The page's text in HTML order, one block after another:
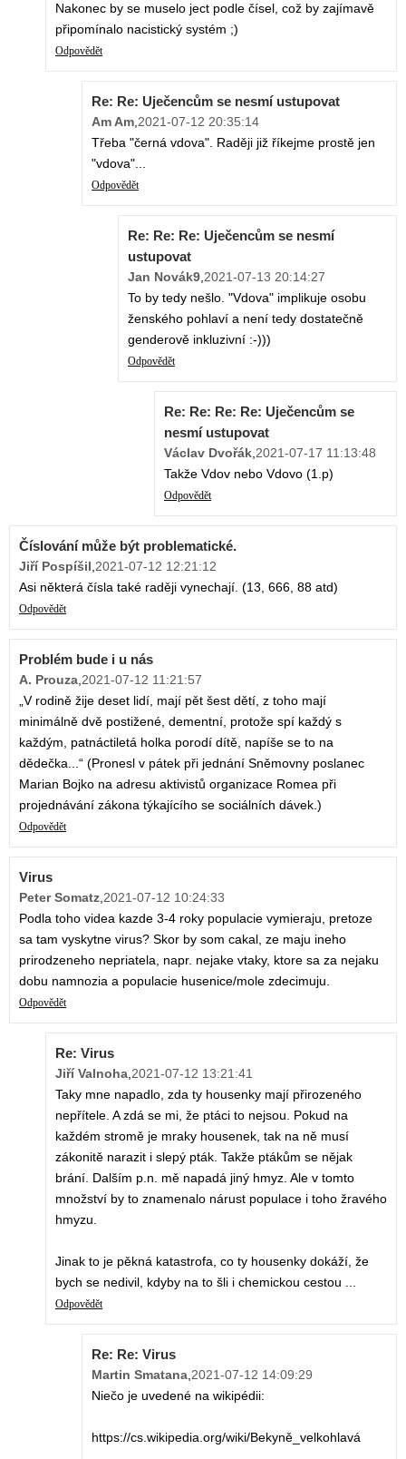
Nakonec by se muselo ject podle čísel, což by zajímavě
připomínalo nacistický systém ;)
Odpovědět
Re: Re: Uječencům se nesmí ustupovat
Am Am,2021-07-12 20:35:14
Třeba "černá vdova". Raději již říkejme prostě jen
"vdova"...
Odpovědět
Re: Re: Re: Uječencům se nesmí
ustupovat
Jan Novák9,2021-07-13 20:14:27
To by tedy nešlo. "Vdova" implikuje osobu
ženského pohlaví a není tedy dostatečně
genderově inkluzivní :-)))
Odpovědět
Re: Re: Re: Re: Uječencům se
nesmí ustupovat
Václav Dvořák,2021-07-17 11:13:48
Takže Vdov nebo Vdovo (1.p)
Odpovědět
Číslování může být problematické.
Jiří Pospíšil,2021-07-12 12:21:12
Asi některá čísla také raději vynechají. (13, 666, 88 atd)
Odpovědět
Problém bude i u nás
A. Prouza,2021-07-12 11:21:57
„V rodině žije deset lidí, mají pět šest dětí, z toho mají
minimálně dvě postižené, dementní, protože spí každý s
každým, patnáctiletá holka porodí dítě, napíše se to na
dědečka...“ (Pronesl v pátek při jednání Sněmovny poslanec
Marian Bojko na adresu aktivistů organizace Romea při
projednávání zákona týkajícího se sociálních dávek.)
Odpovědět
Virus
Peter Somatz,2021-07-12 10:24:33
Podla toho videa kazde 3-4 roky populacie vymieraju, pretoze
sa tam vyskytne virus? Skor by som cakal, ze maju ineho
prirodzeneho nepriatela, napr. nejake vtaky, ktore sa za nejaku
dobu namnozia a populacie husenice/mole zdecimuju.
Odpovědět
Re: Virus
Jiří Valnoha,2021-07-12 13:21:41
Taky mne napadlo, zda ty housenky mají přirozeného
nepřítele. A zdá se mi, že ptáci to nejsou. Pokud na
každém stromě je mraky housenek, tak na ně musí
zákonitě narazit i slepý pták. Takže ptákům se nějak
brání. Dalším p.n. mě napadá jiný hmyz. Ale v tomto
množství by to znamenalo nárust populace i toho žravého
hmyzu.
Jinak to je pěkná katastrofa, co ty housenky dokáží, že
bych se nedivil, kdyby na to šli i chemickou cestou ...
Odpovědět
Re: Re: Virus
Martin Smatana,2021-07-12 14:09:29
Niečo je uvedené na wikipédii:
https://cs.wikipedia.org/wiki/Bekyně_velkohlavá